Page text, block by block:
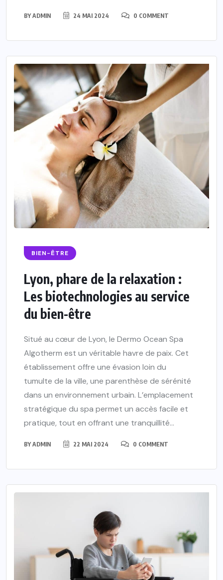
BYADMIN 24 MAI 2024 0 COMMENT
BIEN-ÊTRE
Lyon, phare de la relaxation :
Les biotechnologies au service
du bien-être
Situé au cœur de Lyon, le Dermo Ocean Spa
Algotherm est un véritable havre de paix. Cet
établissement offre une évasion loin du
tumulte de la ville, une parenthèse de sérénité
dans un environnement urbain. L’emplacement
stratégique du spa permet un accès facile et
pratique, tout en offrant une tranquillité...
BYADMIN 22 MAI 2024 0 COMMENT